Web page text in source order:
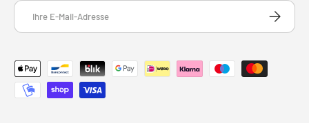
E-Mail
Zahlungsmethoden